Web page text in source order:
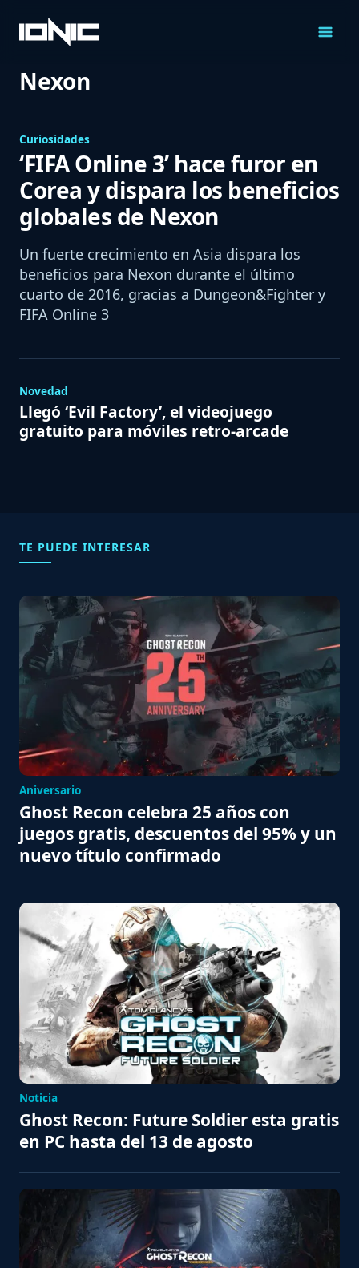
Contenido
Nexon
Curiosidades
‘FIFA Online 3’ hace furor en
Corea y dispara los beneficios
globales de Nexon
Un fuerte crecimiento en Asia dispara los
beneficios para Nexon durante el último
cuarto de 2016, gracias a Dungeon&Fighter y
FIFA Online 3
Novedad
Llegó ‘Evil Factory’, el videojuego
gratuito para móviles retro-arcade
TE PUEDE INTERESAR
Aniversario
Ghost Recon celebra 25 años con
juegos gratis, descuentos del 95% y un
nuevo título confirmado
Noticia
Ghost Recon: Future Soldier esta gratis
en PC hasta del 13 de agosto